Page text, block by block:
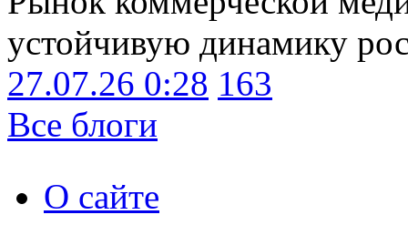
устойчивую динамику
27.07.26 0:28 163
Все блоги
О сайте